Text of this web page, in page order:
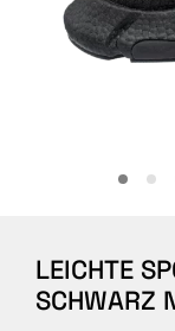
Tactical
ÜBER UNS
LEICHTE
SCHWARZ